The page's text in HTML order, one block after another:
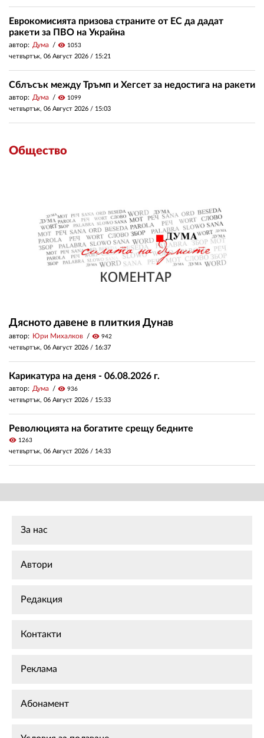
Еврокомисията призова страните от ЕС да дадат
ракети за ПВО на Украйна
автор: Дума visibility 1053
четвъртък, 06 Август 2026 / 15:21
Сблъсък между Тръмп и Хегсет за недостига на ракети
автор: Дума visibility 1099
четвъртък, 06 Август 2026 / 15:03
Общество
Дясното давене в плиткия Дунав
автор: Юри Михалков visibility 942
четвъртък, 06 Август 2026 / 16:37
Карикатура на деня - 06.08.2026 г.
автор: Дума visibility 936
четвъртък, 06 Август 2026 / 15:33
Революцията на богатите срещу бедните
visibility 1263
четвъртък, 06 Август 2026 / 14:33
За нас
Автори
Редакция
Контакти
Реклама
Абонамент